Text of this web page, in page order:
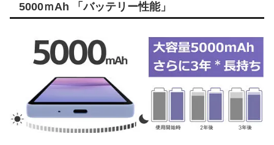
5000ｍAh 「バッテリー性能」